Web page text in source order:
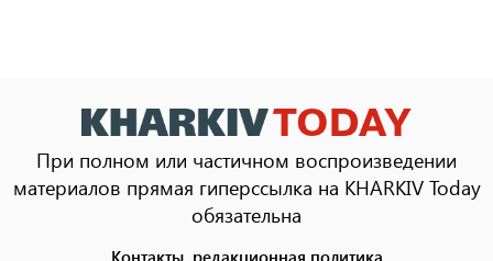
При полном или частичном воспроизведении
материалов прямая гиперссылка на KHARKIV Today
обязательна
Контакты, редакционная политика